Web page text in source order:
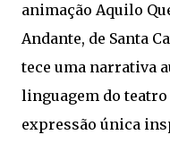
animação Aquilo
Andante, de Santa
tece uma narrativa
linguagem do
expressão única